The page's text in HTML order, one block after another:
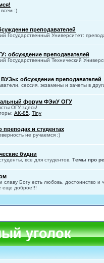
:)
преподавателей
Государственный Университет:
обсуждение преподавателей
Государственный Технический
ВУЗы: обсуждение преподавателей
сессия, экзамены и зачеты в
форум ФЭиУ ОГУ
ОГУ здесь!
AK-85, Tiny
преподах и студентах
не ручаемся ;)
будни
все для студентов. Темы про
славу Богу есть любовь, достоинство и
еще доброе!!!
уголок